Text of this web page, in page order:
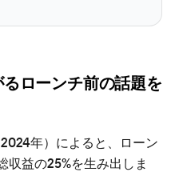
ローンチ前の話題を
年）によると、ローン
収益の25%を生み出しま